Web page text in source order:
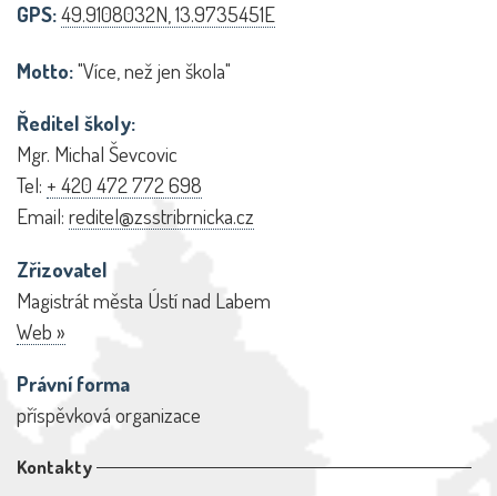
GPS:49.9108032N, 13.9735451E
Motto:"Více, než jen škola"
Ředitel školy:
Mgr. Michal Ševcovic
Tel: + 420 472 772 698
Email: reditel@zsstribrnicka.cz
Zřizovatel
Magistrát města Ústí nad Labem
Web »
Právní forma
příspěvková organizace
Kontakty